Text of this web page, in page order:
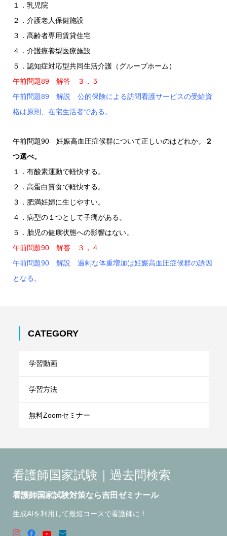
１．乳児院
２．介護老人保健施設
３．高齢者専用賃貸住宅
４．介護療養型医療施設
５．認知症対応型共同生活介護（グループホーム）
午前問題89 解答 ３，５
午前問題89 解説 公的保険による訪問看護サービスの受給資
格は原則、在宅生活者である。
午前問題90 妊娠高血圧症候群について正しいのはどれか。
２
つ選べ。
１．有酸素運動で軽快する。
２．高蛋白質食で軽快する。
３．肥満妊婦に生じやすい。
４．病型の１つとして子癇がある。
５．胎児の健康状態への影響はない。
午前問題90 解答 ３，４
午前問題90 解説 過剰な体重増加は妊娠高血圧症候群の誘因
となる。
CATEGORY
学習動画
学習方法
無料Zoomセミナー
看護師国家試験｜過去問検索
看護師国家試験対策なら吉田ゼミナール
生成AIを利用して最短コースで看護師に！